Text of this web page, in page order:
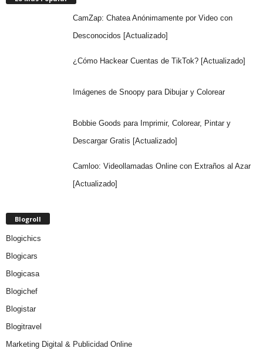
CamZap: Chatea Anónimamente por Video con
Desconocidos [Actualizado]
¿Cómo Hackear Cuentas de TikTok? [Actualizado]
Imágenes de Snoopy para Dibujar y Colorear
Bobbie Goods para Imprimir, Colorear, Pintar y
Descargar Gratis [Actualizado]
Camloo: Videollamadas Online con Extraños al Azar
[Actualizado]
Blogroll
Blogichics
Blogicars
Blogicasa
Blogichef
Blogistar
Blogitravel
Marketing Digital & Publicidad Online